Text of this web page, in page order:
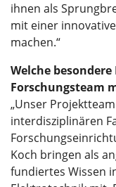
ihnen als
mit einer
machen.“
Welche
Forschungsteam
„Unser
interdisziplinären
Koch bringen als
fundiertes Wissen